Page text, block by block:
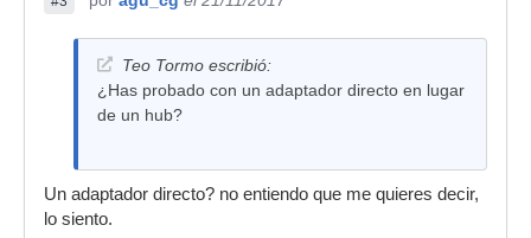
Teo Tormo escribió:
¿Has probado con un adaptador directo en lugar
de un hub?
Un adaptador directo? no entiendo que me quieres decir,
lo siento.